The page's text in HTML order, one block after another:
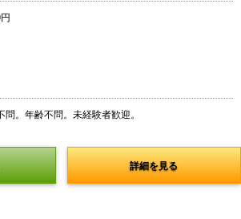
。年齢不問。未経験者歓迎。
詳細を見る